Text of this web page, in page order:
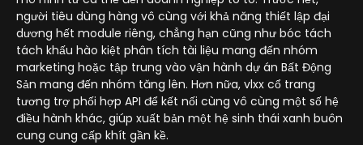
người tiêu dùng hàng vô cùng với khả năng thiết lập đại
dương hết module riêng, chẳng hạn cũng như bóc tách
tách khấu hào kiệt phân tích tài liệu mang đến nhóm
marketing hoặc tập trung vào vận hành dự án Bất Động
Sản mang đến nhóm tăng lên. Hơn nữa, vlxx cổ trang
tương trợ phối hợp API để kết nối cùng vô cùng một số hệ
điều hành khác, giúp xuất bản một hệ sinh thái xanh buôn
cung cung cấp khít gần kề.